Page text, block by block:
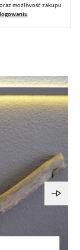
możliwość zakupu